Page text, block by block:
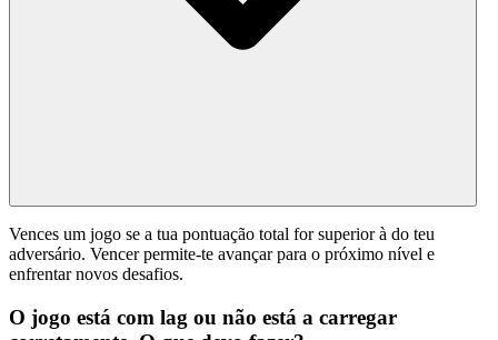
Vences um jogo se a tua pontuação total for superior à do teu
adversário. Vencer permite-te avançar para o próximo nível e
enfrentar novos desafios.
O jogo está com lag ou não está a carregar